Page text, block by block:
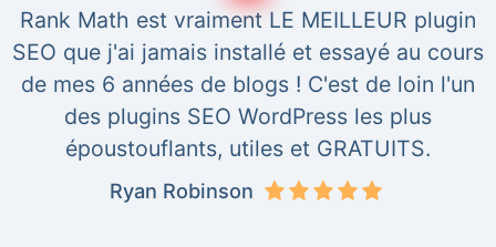
Rank Math est vraiment LE MEILLEUR plugin
SEO que j'ai jamais installé et essayé au cours
de mes 6 années de blogs ! C'est de loin l'un
des plugins SEO WordPress les plus
époustouflants, utiles et GRATUITS.
Ryan Robinson